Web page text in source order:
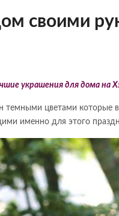
своими
украшения для дома на
темными цветами которые
именно для этого